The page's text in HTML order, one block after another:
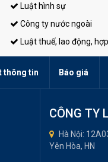
Luật hình sự
Công ty nước ngoài
Luật thuế, lao động,
thông tin Báo giá
CÔNG TY
Hà Nội:
Yên Hòa, HN